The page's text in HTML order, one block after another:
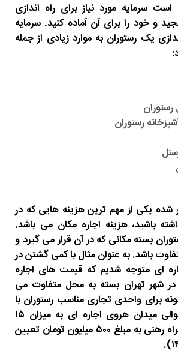
سرمایه مورد نیاز برای راه اندازی
و خود را برای آن آماده کنید. سرمایه
یک رستوران به موارد زیادی از جمله
رستوران
شده یکی از مهم ترین هزینه هایی که در
باشید، هزینه اجاره مکان می باشد.
بسته مکانی که در آن قرار می گیرد و
باشد. به عنوان مثال با کمی گشتن در
ای متوجه شدیم که قیمت های اجاره
شهر تهران بسته به محل متفاوت می
برای واحدی تجاری مناسب رستوران با
متراژ ۱۱۵ متر در حوالی میدان هروی اجاره ای به میزان ۱۵
میلیون تومان به همراه رهنی به مبلغ ۵۰۰ میلیون تومان تعیین